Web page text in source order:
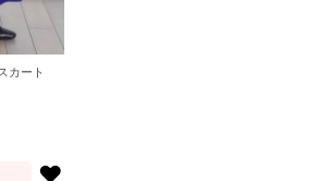
カート
♥